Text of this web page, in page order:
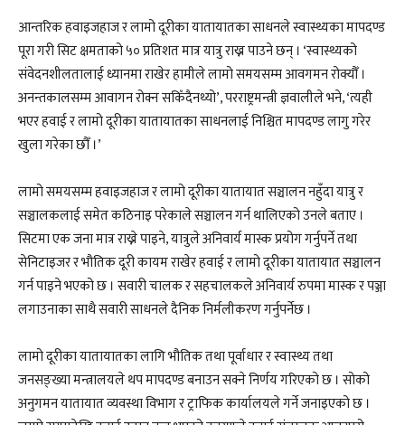
आन्तरिक हवाइजहाज र लामो दूरीका यातायातका साधनले स्वास्थ्यका मापदण्ड
पूरा गरी सिट क्षमताको ५० प्रतिशत मात्र यात्रु राख्न पाउने छन् । ‘स्वास्थ्यको
संवेदनशीलतालाई ध्यानमा राखेर हामीले लामो समयसम्म आवगमन रोक्यौँ ।
अनन्तकालसम्म आवागन रोक्न सकिँदैनथ्यो’, परराष्ट्रमन्त्री ज्ञवालीले भने, ‘त्यही
भएर हवाई र लामो दूरीका यातायातका साधनलाई निश्चित मापदण्ड लागु गरेर
खुला गरेका छौँ ।’
लामो समयसम्म हवाइजहाज र लामो दूरीका यातायात सञ्चालन नहुँदा यात्रु र
सञ्चालकलाई समेत कठिनाइ परेकाले सञ्चालन गर्न थालिएको उनले बताए ।
सिटमा एक जना मात्र राख्ने पाइने, यात्रुले अनिवार्य मास्क प्रयोग गर्नुपर्ने तथा
सेनिटाइजर र भौतिक दूरी कायम राखेर हवाई र लामो दूरीका यातायात सञ्चालन
गर्न पाइने भएको छ । सवारी चालक र सहचालकले अनिवार्य रुपमा मास्क र पञ्जा
लगाउनाका साथै सवारी साधनले दैनिक निर्मलीकरण गर्नुपर्नेछ ।
लामो दूरीका यातायातका लागि भौतिक तथा पूर्वाधार र स्वास्थ्य तथा
जनसङ्ख्या मन्त्रालयले थप मापदण्ड बनाउन सक्ने निर्णय गरिएको छ । सोको
अनुगमन यातायात व्यवस्था विभाग र ट्राफिक कार्यालयले गर्ने जनाइएको छ ।